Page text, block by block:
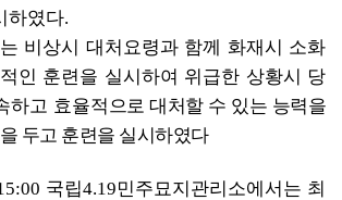
하였다.
비상시 대처요령과 함께 화재시 소화
인 훈련을 실시하여 위급한 상황시 당
하고 효율적으로 대처할 수 있는 능력을
두고 훈련을 실시하였다
국립4.19민주묘지관리소에서는 최